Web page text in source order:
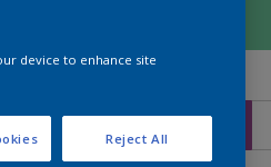
device to enhance site
Reject All